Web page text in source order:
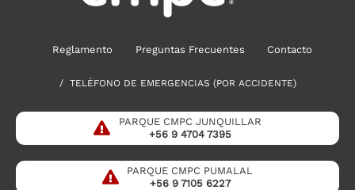
Reglamento Preguntas Frecuentes Contacto
/ TELÉFONO DE EMERGENCIAS (POR ACCIDENTE)
PARQUE CMPC JUNQUILLAR
+56 9 4704 7395
PARQUE CMPC PUMALAL
+56 9 7105 6227